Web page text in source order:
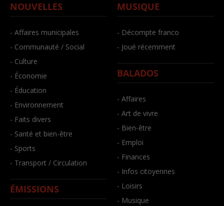
NOUVELLES
- Affaires municipales
- Communauté / Social
- Culture
- Économie
- Éducation
- Environnement
- Faits divers
- Santé et bien-être
- Sports
- Transport / Circulation
ÉMISSIONS
MUSIQUE
- Décompte franco
- Joué récemment
BALADOS
- Affaires
- Art de vivre
- Bien-être
- Emploi
- Finances
- Infos citoyennes
- Loisirs
- Musique